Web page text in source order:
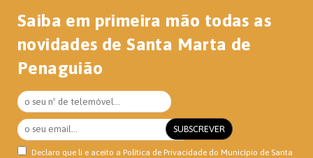
Saiba em primeira mão todas as
novidades de Santa Marta de
Penaguião
Declaro que li e aceito a Política de Privacidade do Município de Santa